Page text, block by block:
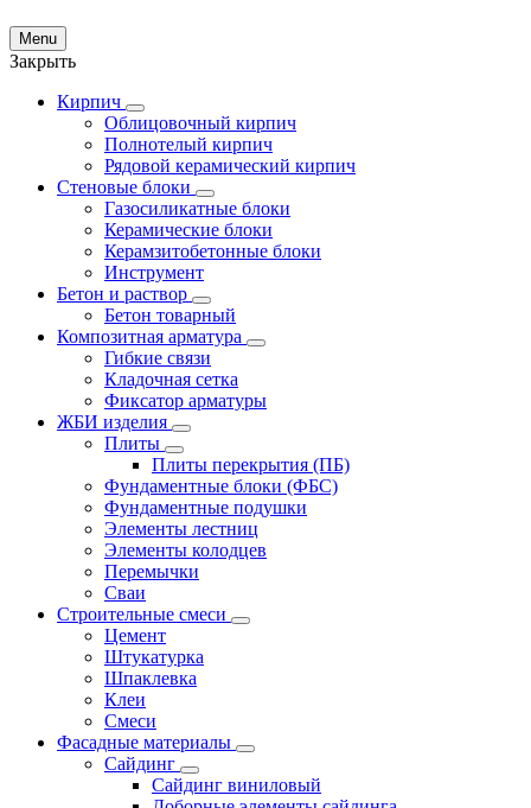
Menu
Закрыть
Кирпич
Облицовочный кирпич
Полнотелый кирпич
Рядовой керамический кирпич
Стеновые блоки
Газосиликатные блоки
Керамические блоки
Керамзитобетонные блоки
Инструмент
Бетон и раствор
Бетон товарный
Композитная арматура
Гибкие связи
Кладочная сетка
Фиксатор арматуры
ЖБИ изделия
Плиты
Плиты перекрытия (ПБ)
Фундаментные блоки (ФБС)
Фундаментные подушки
Элементы лестниц
Элементы колодцев
Перемычки
Сваи
Строительные смеси
Цемент
Штукатурка
Шпаклевка
Клеи
Смеси
Фасадные материалы
Сайдинг
Сайдинг виниловый